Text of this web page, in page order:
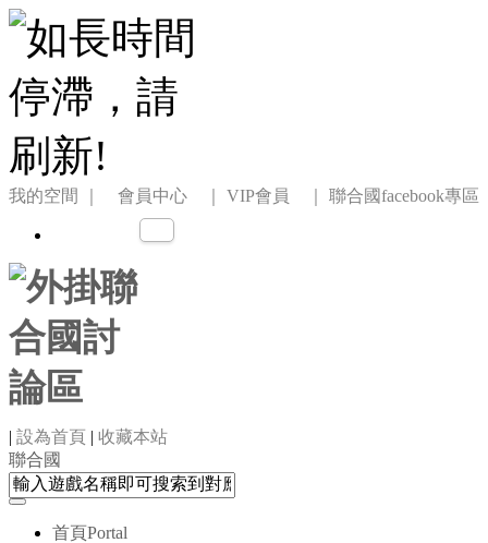
我的空間 ｜ 會員中心 ｜ VIP會員 ｜ 聯合國facebook專區
| 設為首頁 | 收藏本站
聯合國
首頁Portal